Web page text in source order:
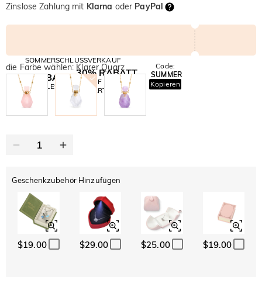
Zinslose Zahlung mit Klarna oder PayPal
SOMMERSCHLUSSVERKAUF
10% RABATT
AUF ALLES
30% RABATT
AUF DEN 2.
ARTIKEL
Code:
SUMMER
Kopieren
die Farbe wählen: Klarer Quarz
Geschenkzubehör Hinzufügen
$19.00 $29.00 $25.00 $19.00